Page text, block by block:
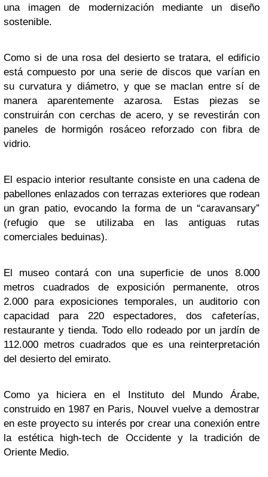
una imagen de modernización mediante un diseño
sostenible.
Como si de una rosa del desierto se tratara, el edificio
está compuesto por una serie de discos que varían en
su curvatura y diámetro, y que se maclan entre sí de
manera aparentemente azarosa. Estas piezas se
construirán con cerchas de acero, y se revestirán con
paneles de hormigón rosáceo reforzado con fibra de
vidrio.
El espacio interior resultante consiste en una cadena de
pabellones enlazados con terrazas exteriores que rodean
un gran patio, evocando la forma de un “caravansary”
(refugio que se utilizaba en las antiguas rutas
comerciales beduinas).
El museo contará con una superficie de unos 8.000
metros cuadrados de exposición permanente, otros
2.000 para exposiciones temporales, un auditorio con
capacidad para 220 espectadores, dos cafeterías,
restaurante y tienda. Todo ello rodeado por un jardín de
112.000 metros cuadrados que es una reinterpretación
del desierto del emirato.
Como ya hiciera en el Instituto del Mundo Árabe,
construido en 1987 en Paris, Nouvel vuelve a demostrar
en este proyecto su interés por crear una conexión entre
la estética high-tech de Occidente y la tradición de
Oriente Medio.